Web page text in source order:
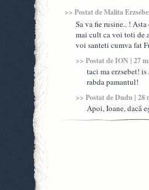
>> Postat deMalita
Sa va fie rusine.. !
mai cult ca voi toti de
voi santeti cumva fat
>> Postat deION | 27
taci ma erzsebet!
rabda pamantul!
>> Postat deDudu | 28
Apoi, Ioane, dacă